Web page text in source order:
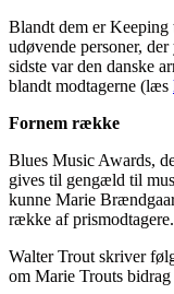
Blandt dem er
udøvende personer,
sidste var den danske
blandt modtagerne (læs
Fornem række
Blues Music Awards,
gives til gengæld til
kunne Marie
række af prismodtagere.
Walter Trout skriver
om Marie Trouts